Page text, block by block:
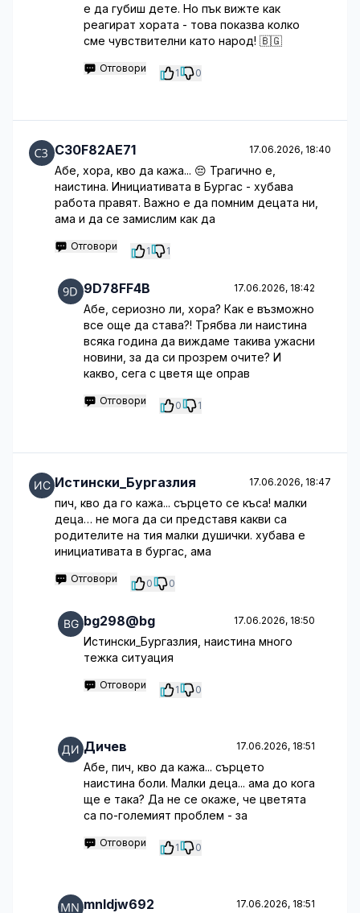
е да губиш дете. Но пък вижте как
реагират хората - това показва колко
сме чувствителни като народ! 🇧🇬
Отговори 1 0
C30F82AE71 17.06.2026, 18:40
Абе, хора, кво да кажа... 😔 Трагично е,
наистина. Инициативата в Бургас - хубава
работа правят. Важно е да помним децата ни,
ама и да се замислим как да
Отговори 1 1
9D78FF4B 17.06.2026, 18:42
Абе, сериозно ли, хора? Как е възможно
все още да става?! Трябва ли наистина
всяка година да виждаме такива ужасни
новини, за да си прозрем очите? И
какво, сега с цветя ще оправ
Отговори 0 1
Истински_Бургазлия 17.06.2026, 18:47
пич, кво да го кажа... сърцето се къса! малки
деца… не мога да си представя какви са
родителите на тия малки душички. хубава е
инициативата в бургас, ама
Отговори 0 0
bg298@bg 17.06.2026, 18:50
Истински_Бургазлия, наистина много
тежка ситуация
Отговори 1 0
Дичев 17.06.2026, 18:51
Абе, пич, кво да кажа... сърцето
наистина боли. Малки деца... ама до кога
ще е така? Да не се окаже, че цветята
са по-големият проблем - за
Отговори 1 0
mnldjw692 17.06.2026, 18:51